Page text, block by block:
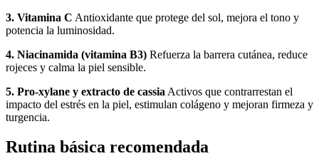
3. Vitamina C Antioxidante que protege del sol, mejora el tono y
potencia la luminosidad.
4. Niacinamida (vitamina B3) Refuerza la barrera cutánea, reduce
rojeces y calma la piel sensible.
5. Pro-xylane y extracto de cassia Activos que contrarrestan el
impacto del estrés en la piel, estimulan colágeno y mejoran firmeza y
turgencia.
Rutina básica recomendada